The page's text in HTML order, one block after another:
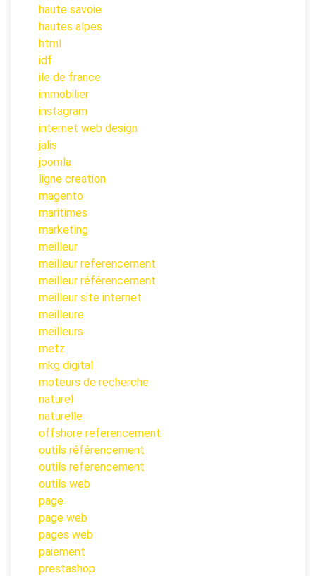
haute savoie
hautes alpes
html
idf
ile de france
immobilier
instagram
internet web design
jalis
joomla
ligne creation
magento
maritimes
marketing
meilleur
meilleur referencement
meilleur référencement
meilleur site internet
meilleure
meilleurs
metz
mkg digital
moteurs de recherche
naturel
naturelle
offshore referencement
outils référencement
outils referencement
outils web
page
page web
pages web
paiement
prestashop